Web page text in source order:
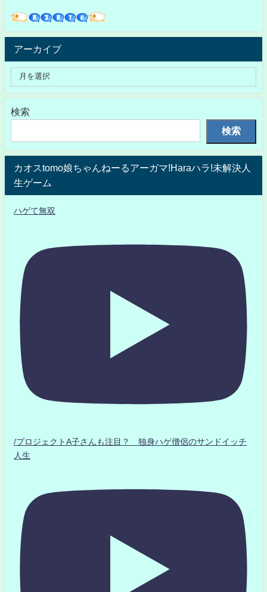
アーカイブ
検索
検索
カオスtomo娘ちゃんねーるアーガマ!Haraハラ!未解決人
生ゲーム
ハゲて無双
/プロジェクトA子さんも注目？ 独身ハゲ僧侶のサンドイッチ
人生